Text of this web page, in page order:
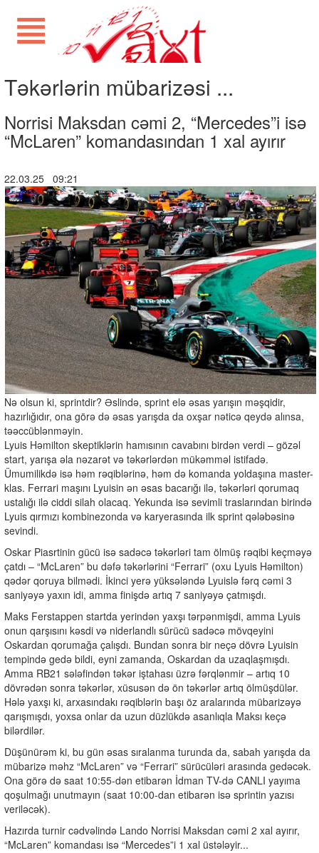
Təkərlərin mübarizəsi ...
Norrisi Maksdan cəmi 2, “Mercedes”i isə
“McLaren” komandasından 1 xal ayırır
22.03.25 09:21
Nə olsun ki, sprintdir? Əslində, sprint elə əsas yarışın məşqidir,
hazırlığıdır, ona görə də əsas yarışda da oxşar nəticə qeydə alınsa,
təəccüblənməyin.
Lyuis Həmilton skeptiklərin hamısının cavabını birdən verdi – gözəl
start, yarışa əla nəzarət və təkərlərdən mükəmməl istifadə.
Ümumilikdə isə həm rəqiblərinə, həm də komanda yoldaşına master-
klas. Ferrari maşını Lyuisin ən əsas bacarığı ilə, təkərləri qorumaq
ustalığı ilə ciddi silah olacaq. Yekunda isə sevimli traslarından birində
Lyuis qırmızı kombinezonda və karyerasında ilk sprint qələbəsinə
sevindi.
Oskar Piasrtinin gücü isə sadəcə təkərləri tam ölmüş rəqibi keçməyə
çatdı – “McLaren” bu dəfə təkərlərini “Ferrari” (oxu Lyuis Həmilton)
qədər qoruya bilmədi. İkinci yerə yüksələndə Lyuislə fərq cəmi 3
saniyəyə yaxın idi, amma finişdə artıq 7 saniyəyə çatmışdı.
Maks Ferstappen startda yerindən yaxşı tərpənmişdi, amma Lyuis
onun qarşısını kəsdi və niderlandlı sürücü sadəcə mövqeyini
Oskardan qorumağa çalışdı. Bundan sonra bir neçə dövrə Lyuisin
tempində gedə bildi, eyni zamanda, Oskardan da uzaqlaşmışdı.
Amma RB21 sələfindən təkər iştahası üzrə fərqlənmir – artıq 10
dövrədən sonra təkərlər, xüsusən də ön təkərlər artıq ölmüşdülər.
Hələ yaxşı ki, arxasındakı rəqiblərin başı öz aralarında mübarizəyə
qarışmışdı, yoxsa onlar da uzun düzlükdə asanlıqla Maksı keçə
bilərdilər.
Düşünürəm ki, bu gün əsas sıralanma turunda da, sabah yarışda da
mübarizə məhz “McLaren” və “Ferrari” sürücüləri arasında gedəcək.
Ona görə də saat 10:55-dən etibarən İdman TV-də CANLI yayıma
qoşulmağı unutmayın (saat 10:00-dan etibarən isə sprintin yazısı
veriləcək).
Hazırda turnir cədvəlində Lando Norrisi Maksdan cəmi 2 xal ayırır,
“McLaren” komandası isə “Mercedes”i 1 xal üstələyir...